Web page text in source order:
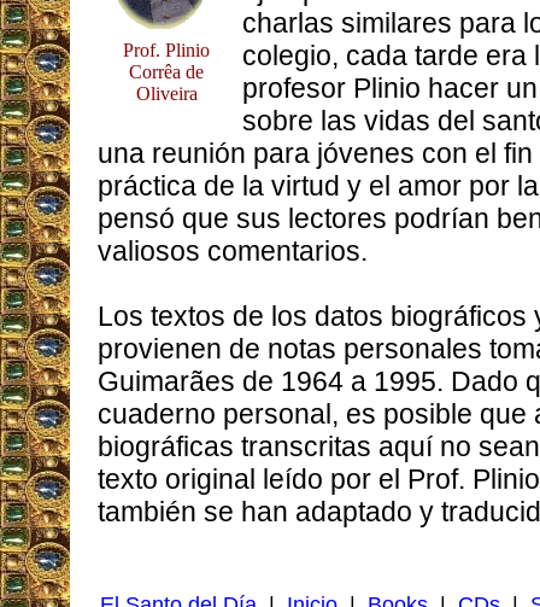
Prof. Plinio
Corrêa de
Oliveira
charlas similares para
colegio, cada tarde era
profesor Plinio hacer
sobre las vidas del
una reunión para jóvenes con el
práctica de la virtud y el amor por
pensó que sus lectores podrían
valiosos comentarios.
Los textos de los datos biográficos
provienen de notas personales
Guimarães de 1964 a 1995. Dado
cuaderno personal, es posible que
biográficas transcritas aquí no
texto original leído por el Prof.
también se han adaptado y